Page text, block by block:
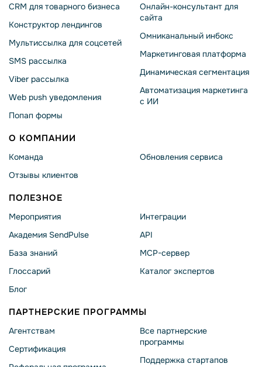
CRM для товарного бизнеса
Конструктор лендингов
Мультиссылка для соцсетей
SMS рассылка
Viber рассылка
Web push уведомления
Попап формы
Онлайн-консультант для
сайта
Омниканальный инбокс
Маркетинговая платформа
Динамическая сегментация
Автоматизация маркетинга
с ИИ
О КОМПАНИИ
Команда
Отзывы клиентов
Обновления сервиса
ПОЛЕЗНОЕ
Мероприятия
Академия SendPulse
База знаний
Глоссарий
Блог
Интеграции
API
MCP-сервер
Каталог экспертов
ПАРТНЕРСКИЕ ПРОГРАММЫ
Агентствам
Сертификация
Все партнерские
программы
Поддержка стартапов